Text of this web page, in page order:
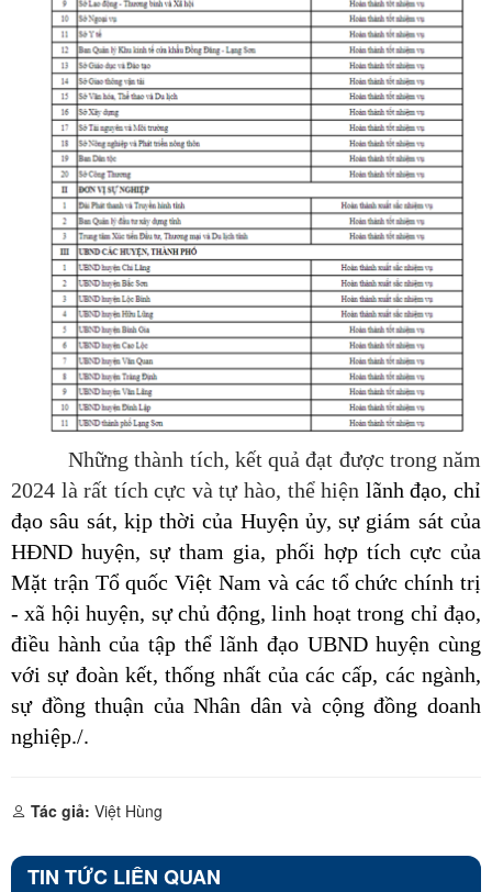
Những thành tích, kết quả đạt được trong năm
2024 là rất tích cực và tự hào, thể hiện lãnh đạo, chỉ
đạo sâu sát, kịp thời của Huyện ủy, sự giám sát của
HĐND huyện,sự tham gia, phối hợp tích cực của
Mặt trận Tổ quốc Việt Nam và các tổ chức chính trị
- xã hội huyện, sự chủ động, linh hoạt trong chỉ đạo,
điều hànhcủa tập thể lãnh đạo UBND huyệncùng
với sự đoàn kết, thống nhất của các cấp, các ngành,
sự đồng thuận của Nhân dân và cộng đồng doanh
nghiệp./.
Tác giả: Việt Hùng
TIN TỨC LIÊN QUAN